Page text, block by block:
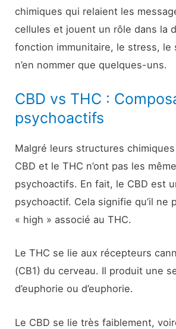
chimiques qui relaient les
cellules et jouent un rôle dans la
fonction immunitaire, le stress, le
n’en nommer que quelques-uns.
CBD vs THC :
psychoactifs
Malgré leurs structures
CBD et le THC n’ont pas les
psychoactifs. En fait, le CBD est
psychoactif. Cela signifie qu’il ne
« high » associé au THC.
Le THC se lie aux récepteurs
(CB1) du cerveau. Il produit une
d’euphorie ou d’euphorie.
Le CBD se lie très faiblement,